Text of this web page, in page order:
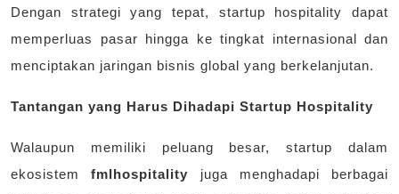
Dengan strategi yang tepat, startup hospitality dapat
memperluas pasar hingga ke tingkat internasional dan
menciptakan jaringan bisnis global yang berkelanjutan.
Tantangan yang Harus Dihadapi Startup Hospitality
Walaupun memiliki peluang besar, startup dalam
ekosistemfmlhospitality juga menghadapi berbagai